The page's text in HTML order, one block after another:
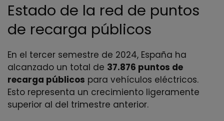
Estado de la red de puntos
de recarga públicos
En el tercer semestre de 2024, España ha
alcanzado un total de 37.876 puntos de
recarga públicos para vehículos eléctricos.
Esto representa un crecimiento ligeramente
superior al del trimestre anterior.